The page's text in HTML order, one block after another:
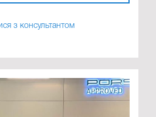
з консультантом